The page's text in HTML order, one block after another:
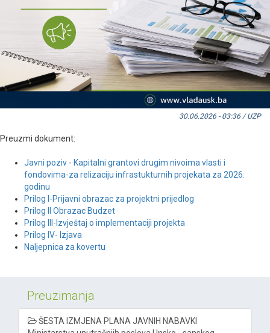
30.06.2026 - 03:36 / UZP
Preuzmi dokument:
Javni poziv - Kapitalni grantovi drugim nivoima vlasti i
fondovima-za relizaciju infrastukturnih projekata za 2026.
godinu
Prilog I-Prijavni obrazac za projektni prijedlog
Prilog II Obrazac Budzet
Prilog III-Izvještaj o implementaciji projekta
Prilog IV- Izjava
Naljepnica za kovertu
Preuzimanja
ŠESTA IZMJENA PLANA JAVNIH NABAVKI